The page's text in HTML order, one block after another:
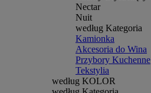
Nectar
Nuit
według Kategoria
Kamionka
Akcesoria do Wina
Przybory Kuchenne
Tekstylia
według KOLOR